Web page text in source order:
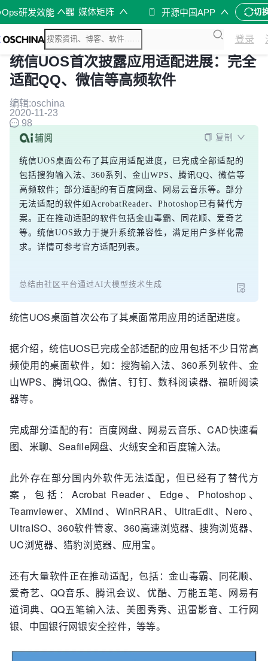
研发效能 媒体矩阵 开源中国APP 切
登录
统信UOS首次披露应用适配进展：完全
适配QQ、微信等高频软件
编辑:oschina
2020-11-23
98
复制
统信UOS桌面公布了其应用适配进度，已完成全部适配的
包括搜狗输入法、360系列、金山WPS、腾讯QQ、微信等
高频软件；部分适配的有百度网盘、网易云音乐等。部分
无法适配的软件如AcrobatReader、Photoshop已有替代方
案。正在推动适配的软件包括金山毒霸、同花顺、爱奇艺
等。统信UOS致力于提升系统兼容性，满足用户多样化需
求。详情可参考官方适配列表。
总结由社区平台通过AI大模型技术生成
统信UOS桌面首次公布了其桌面常用应用的适配进度。
据介绍，统信UOS已完成全部适配的应用包括不少日常高
频使用的桌面软件，如：搜狗输入法、360系列软件、金
山WPS、腾讯QQ、微信、钉钉、数科阅读器、福昕阅读
器等。
完成部分适配的有：百度网盘、网易云音乐、CAD快速看
图、米聊、Seafile网盘、火绒安全和百度输入法。
此外存在部分国内外软件无法适配，但已经有了替代方
案，包括：Acrobat Reader、Edge、Photoshop、
Teamviewer、XMind、WinRRAR、UltraEdit、Nero、
UltraISO、360软件管家、360高速浏览器、搜狗浏览器、
UC浏览器、猎豹浏览器、应用宝。
还有大量软件正在推动适配，包括：金山毒霸、同花顺、
爱奇艺、QQ音乐、腾讯会议、优酷、万能五笔、网易有
道词典、QQ五笔输入法、美图秀秀、迅雷影音、工行网
银、中国银行网银安全控件，等等。